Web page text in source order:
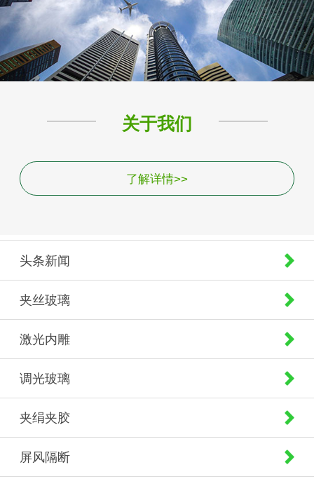
关于我们
了解详情>>
头条新闻
夹丝玻璃
激光内雕
调光玻璃
夹绢夹胶
屏风隔断